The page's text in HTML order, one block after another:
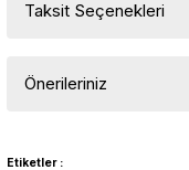
Taksit Seçenekleri
Önerileriniz
konularda yetersiz
Etiketler :